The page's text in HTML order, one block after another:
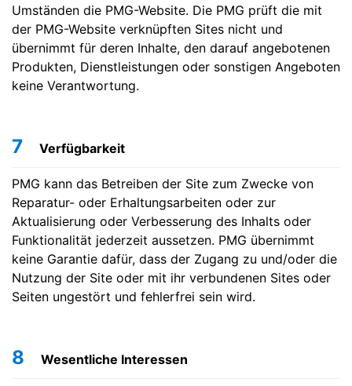
Umständen die PMG-Website. Die PMG prüft die mit
der PMG-Website verknüpften Sites nicht und
übernimmt für deren Inhalte, den darauf angebotenen
Produkten, Dienstleistungen oder sonstigen Angeboten
keine Verantwortung.
7 Verfügbarkeit
PMG kann das Betreiben der Site zum Zwecke von
Reparatur- oder Erhaltungsarbeiten oder zur
Aktualisierung oder Verbesserung des Inhalts oder
Funktionalität jederzeit aussetzen. PMG übernimmt
keine Garantie dafür, dass der Zugang zu und/oder die
Nutzung der Site oder mit ihr verbundenen Sites oder
Seiten ungestört und fehlerfrei sein wird.
8 Wesentliche Interessen